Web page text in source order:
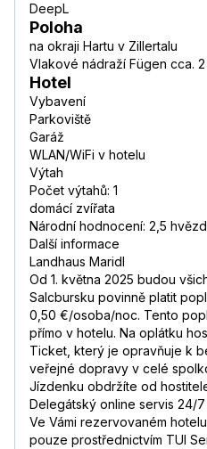
DeepL
Poloha
na okraji Hartu v Zillertalu
Vlakové nádraží Fügen cca. 2
Hotel
Vybavení
Parkoviště
Garáž
WLAN/WiFi v hotelu
Výtah
Počet výtahů: 1
domácí zvířata
Národní hodnocení: 2,5
Další informace
Landhaus Maridl
Od 1. května 2025 budou
Salcbursku povinně platit
0,50 €/osoba/noc. Tento
přímo v hotelu. Na oplátku
Ticket, který je opravňuje k
veřejné dopravy v celé
Jízdenku obdržíte od
Delegátský online servis 24/7
Ve Vámi rezervovaném
pouze prostřednictvím TUI